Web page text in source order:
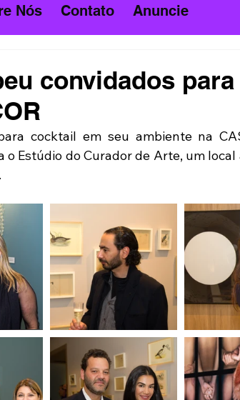
Nós Contato Anuncie
convidados para
cocktail em seu ambiente na
o Estúdio do Curador de Arte, um